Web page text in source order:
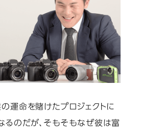
の運命を賭けたプロジェクトに
るのだが、そもそもなぜ彼は富